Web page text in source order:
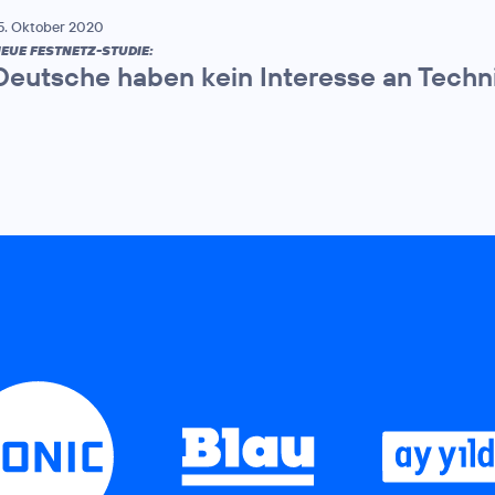
Oktober 2020
FESTNETZ-STUDIE:
haben kein Interesse an